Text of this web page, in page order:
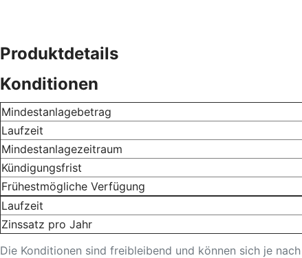
Produktdetails
Konditionen
Mindestanlagebetrag
Laufzeit
Mindestanlagezeitraum
Kündigungsfrist
Frühestmögliche Verfügung
Die Konditionen sind freibleibend und können sich je
Laufzeit
Zinssatz pro Jahr